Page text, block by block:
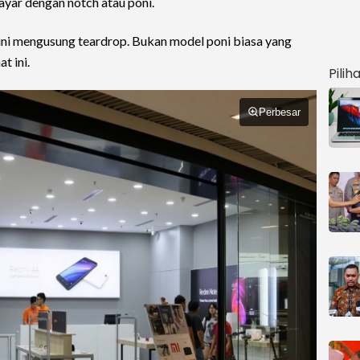
mengusung teardrop. Bukan model poni biasa yang
ini.
Perbesar